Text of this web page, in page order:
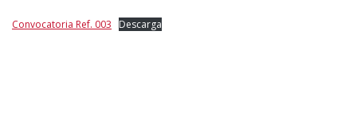
Convocatoria Ref. 003 Descarga